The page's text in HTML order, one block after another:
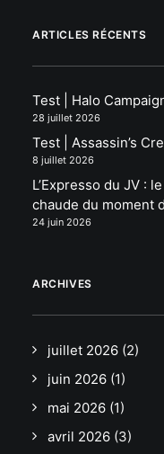
ARTICLES RÉCENTS
Test | Halo
28 juillet 2026
Test | Assassin’s
8 juillet 2026
L’Expresso du JV :
chaude du moment
24 juin 2026
ARCHIVES
juillet 2026 (2)
juin 2026 (1)
mai 2026 (1)
avril 2026 (3)